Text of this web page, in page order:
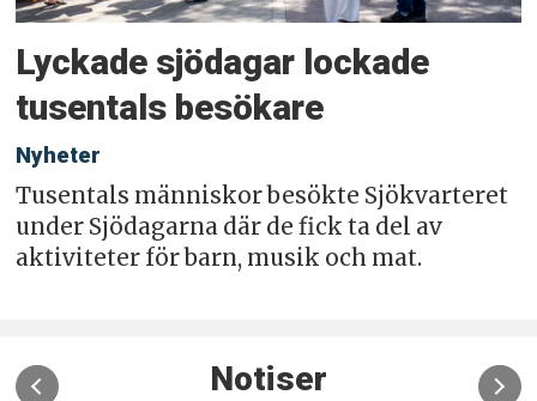
Lyckade sjödagar lockade
tusentals besökare
Nyheter
Tusentals människor besökte Sjökvarteret
under Sjödagarna där de fick ta del av
aktiviteter för barn, musik och mat.
Notiser